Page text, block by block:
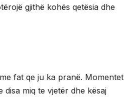
gjithë kohës qetësia dhe
fat qe ju ka pranë. Momentet
miq te vjetër dhe kësaj